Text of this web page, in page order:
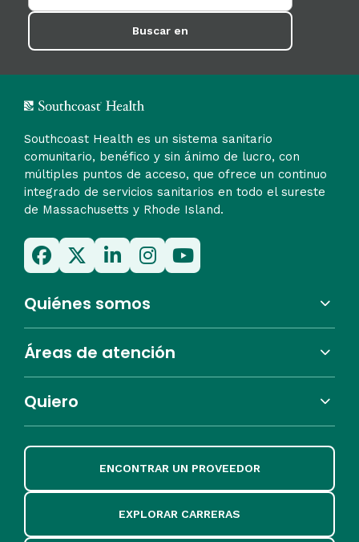
Buscar en
Southcoast Health es un sistema sanitario
comunitario, benéfico y sin ánimo de lucro, con
múltiples puntos de acceso, que ofrece un continuo
integrado de servicios sanitarios en todo el sureste
de Massachusetts y Rhode Island.
Quiénes somos
Áreas de atención
Quiero
ENCONTRAR UN PROVEEDOR
EXPLORAR CARRERAS